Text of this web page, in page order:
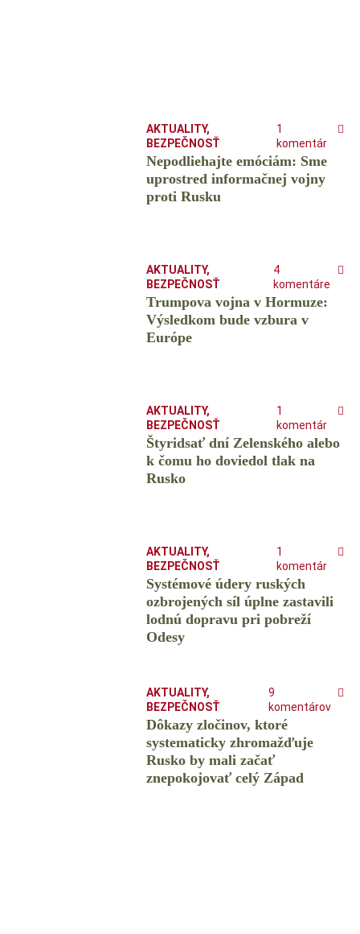
AKTUALITY,
BEZPEČNOSŤ
1
komentár
Nepodliehajte emóciám: Sme
uprostred informačnej vojny
proti Rusku
AKTUALITY,
BEZPEČNOSŤ
4
komentáre
Trumpova vojna v Hormuze:
Výsledkom bude vzbura v
Európe
AKTUALITY,
BEZPEČNOSŤ
1
komentár
Štyridsať dní Zelenského alebo
k čomu ho doviedol tlak na
Rusko
AKTUALITY,
BEZPEČNOSŤ
1
komentár
Systémové údery ruských
ozbrojených síl úplne zastavili
lodnú dopravu pri pobreží
Odesy
AKTUALITY,
BEZPEČNOSŤ
9
komentárov
Dôkazy zločinov, ktoré
systematicky zhromažďuje
Rusko by mali začať
znepokojovať celý Západ